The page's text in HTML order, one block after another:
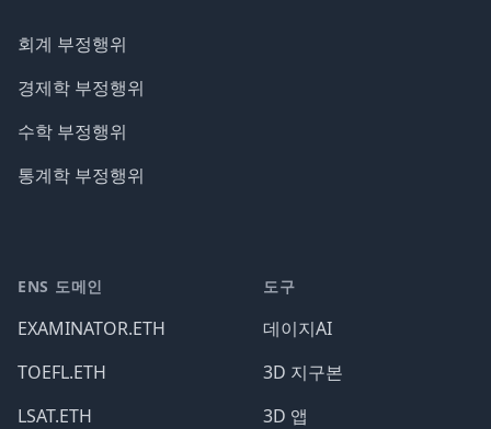
회계 부정행위
경제학 부정행위
수학 부정행위
통계학 부정행위
ENS 도메인
EXAMINATOR.ETH
TOEFL.ETH
LSAT.ETH
도구
데이지AI
3D 지구본
3D 앱